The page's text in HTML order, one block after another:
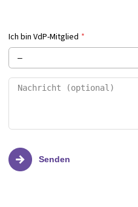
Ich bin VdP-Mitglied *
Senden